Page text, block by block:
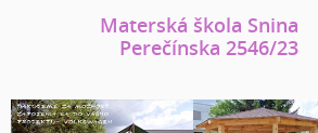
Materská škola Snina
Perečínska 2546/23